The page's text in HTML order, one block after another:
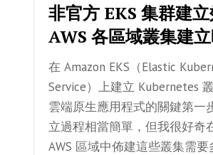
非官方 EKS 集群建立
AWS 各區域叢集建
在 Amazon EKS（Elastic
Service）上建立 Kubernetes
雲端原生應用程式的關鍵第一
立過程相當簡單，但我很好奇
AWS 區域中佈建這些叢集需要